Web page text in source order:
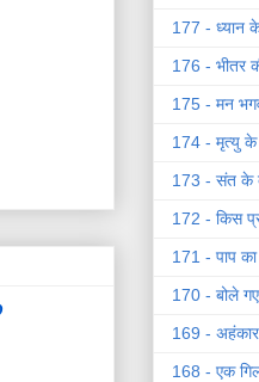
177 - ध्यान
176 - भीतर
175 - मन
174 - मृत्यु के
173 - संत के
172 - किस
171 - पाप
170 - बोले
169 -
168 - एक